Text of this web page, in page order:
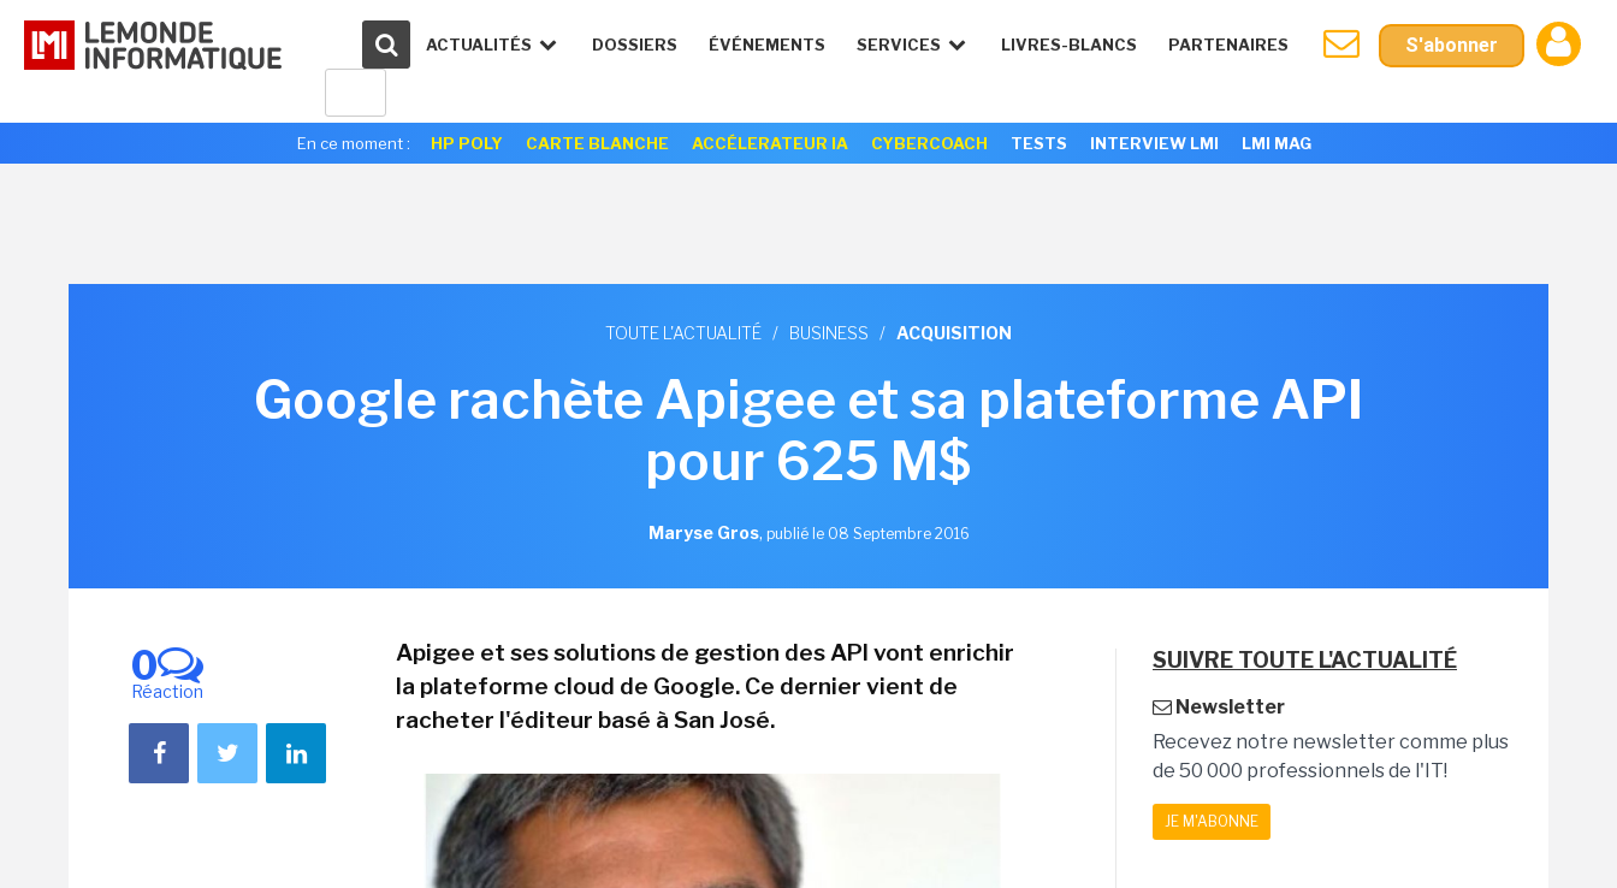
ACTUALITÉS DOSSIERS ÉVÉNEMENTS SERVICES LIVRES-BLANCS PARTENAIRES S'abonner
En ce moment : HP POLY CARTE BLANCHE ACCÉLERATEUR IA CYBERCOACH TESTS INTERVIEW LMI LMI MAG
TOUTE L'ACTUALITÉ / BUSINESS / ACQUISITION
Google rachète Apigee et sa plateforme API
pour 625 M$
Maryse Gros, publié le 08 Septembre 2016
0
Réaction
Apigee et ses solutions de gestion des API vont enrichir
la plateforme cloud de Google. Ce dernier vient de
racheter l'éditeur basé à San José.
SUIVRE TOUTE L'ACTUALITÉ
Newsletter
Recevez notre newsletter comme plus
de 50 000 professionnels de l'IT!
JE M'ABONNE